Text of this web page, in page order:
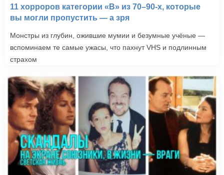
11 хорроров категории «B» из 70–90-х, которые
вы могли пропустить — а зря
Монстры из глубин, ожившие мумии и безумные учёные —
вспоминаем те самые ужасы, что пахнут VHS и подлинным
страхом